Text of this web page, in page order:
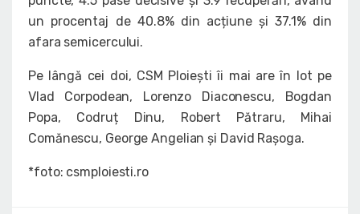
un procentaj de 40.8% din acțiune și 37.1% din
afara semicercului.
Pe lângă cei doi, CSM Ploiești îi mai are în lot pe
Vlad Corpodean, Lorenzo Diaconescu, Bogdan
Popa, Codruț Dinu, Robert Pătraru, Mihai
Comănescu, George Angelian și David Rașoga.
*foto: csmploiesti.ro